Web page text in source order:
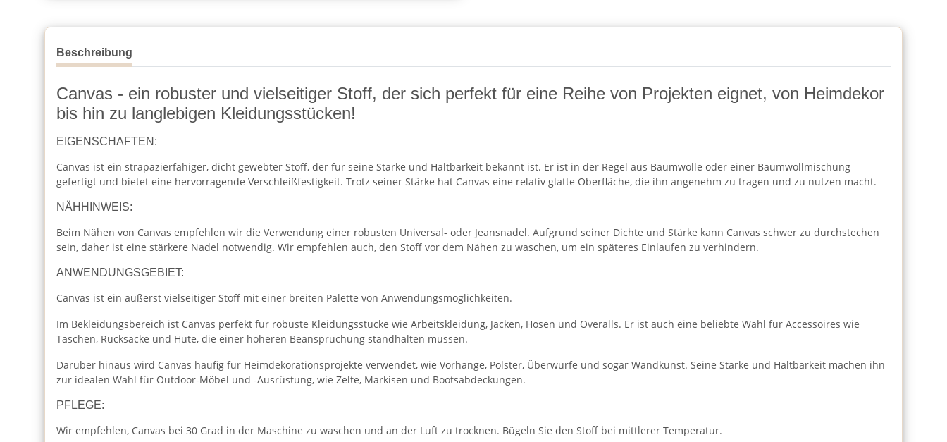
Beschreibung
Canvas - ein robuster und vielseitiger Stoff, der sich perfekt für eine Reihe von Projekten eignet, von Heimdekor
bis hin zu langlebigen Kleidungsstücken!
EIGENSCHAFTEN:
Canvas ist ein strapazierfähiger, dicht gewebter Stoff, der für seine Stärke und Haltbarkeit bekannt ist. Er ist in der Regel aus Baumwolle oder einer Baumwollmischung
gefertigt und bietet eine hervorragende Verschleißfestigkeit. Trotz seiner Stärke hat Canvas eine relativ glatte Oberfläche, die ihn angenehm zu tragen und zu nutzen macht.
NÄHHINWEIS:
Beim Nähen von Canvas empfehlen wir die Verwendung einer robusten Universal- oder Jeansnadel. Aufgrund seiner Dichte und Stärke kann Canvas schwer zu durchstechen
sein, daher ist eine stärkere Nadel notwendig. Wir empfehlen auch, den Stoff vor dem Nähen zu waschen, um ein späteres Einlaufen zu verhindern.
ANWENDUNGSGEBIET:
Canvas ist ein äußerst vielseitiger Stoff mit einer breiten Palette von Anwendungsmöglichkeiten.
Im Bekleidungsbereich ist Canvas perfekt für robuste Kleidungsstücke wie Arbeitskleidung, Jacken, Hosen und Overalls. Er ist auch eine beliebte Wahl für Accessoires wie
Taschen, Rucksäcke und Hüte, die einer höheren Beanspruchung standhalten müssen.
Darüber hinaus wird Canvas häufig für Heimdekorationsprojekte verwendet, wie Vorhänge, Polster, Überwürfe und sogar Wandkunst. Seine Stärke und Haltbarkeit machen ihn
zur idealen Wahl für Outdoor-Möbel und -Ausrüstung, wie Zelte, Markisen und Bootsabdeckungen.
PFLEGE:
Wir empfehlen, Canvas bei 30 Grad in der Maschine zu waschen und an der Luft zu trocknen. Bügeln Sie den Stoff bei mittlerer Temperatur.